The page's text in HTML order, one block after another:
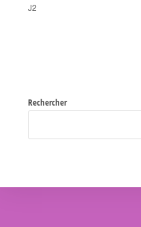
J2
Rechercher